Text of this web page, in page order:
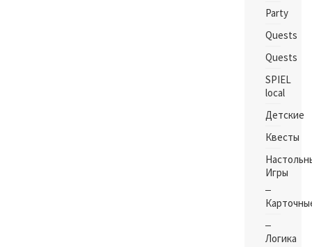
Party
Quests
Quests
SPIEL
local
Детские
Квесты
Игры
Логика